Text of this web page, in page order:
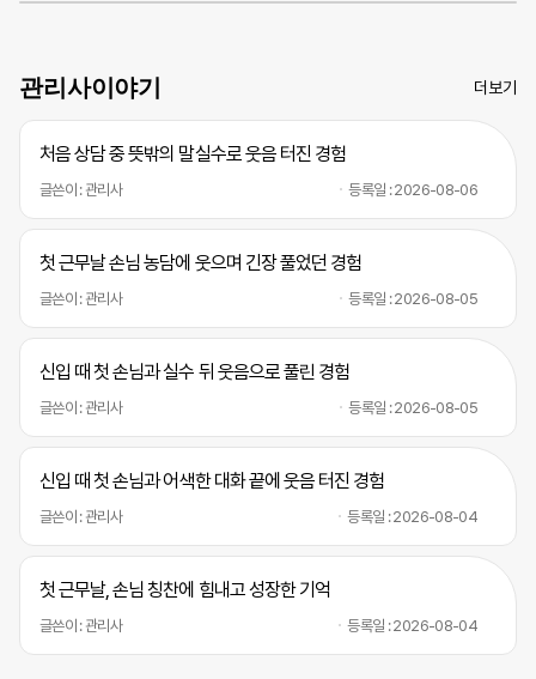
관리사이야기 더보기
처음 상담 중 뜻밖의 말실수로 웃음 터진 경험
글쓴이 : 관리사 등록일 : 2026-08-06
첫 근무날 손님 농담에 웃으며 긴장 풀었던 경험
글쓴이 : 관리사 등록일 : 2026-08-05
신입 때 첫 손님과 실수 뒤 웃음으로 풀린 경험
글쓴이 : 관리사 등록일 : 2026-08-05
신입 때 첫 손님과 어색한 대화 끝에 웃음 터진 경험
글쓴이 : 관리사 등록일 : 2026-08-04
첫 근무날, 손님 칭찬에 힘내고 성장한 기억
글쓴이 : 관리사 등록일 : 2026-08-04